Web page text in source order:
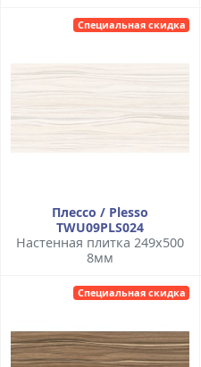
Специальная скидка
Плессо / Plesso
TWU09PLS024
Настенная плитка 249x500
8мм
Специальная скидка